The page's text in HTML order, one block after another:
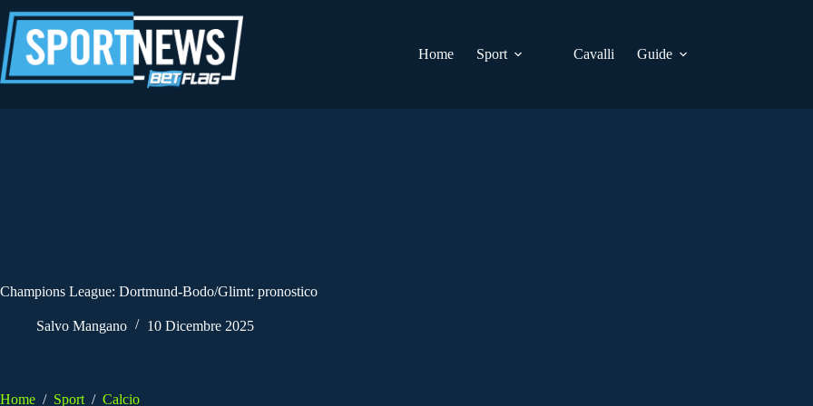
al
contenuto
Home
Sport Cavalli Guide
Champions League: Dortmund-Bodo/Glimt: pronostico
Salvo Mangano 10 Dicembre 2025
Home / Sport / Calcio